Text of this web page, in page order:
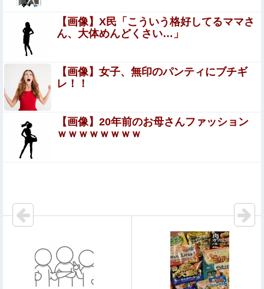
【画像あり】昨日の銀だこ、「88人しか買えない88円」に
大行列をなす都民コチラｗｗｗｗｗ
【悲報】グエン、またまたまたまたまたまた逮捕
wwwwwwwwwwwwwww
彼女と結婚の話をしていた時に言われたことが衝撃だった
17歳の女です。自分があまりにも性格がねじ曲がって
いてどう矯正したらいいのか分かりません
彫り師YouTuber「タトゥー入れてる奴は全員バカです」
チラｗｗｗｗｗ
【二次エ□】 ギャル好き集合ｗｗHなギャル画像まとめ
【閲覧注意】やべぇレ●プ動画、発見される…（※ 無修正
注意）
【画像】X民「こういう格好してるママさ
ん、大体めんどくさい…」
【画像】女子、無印のパンティにブチギ
レ！！
【画像】20年前のお母さんファッション
ｗｗｗｗｗｗｗｗ